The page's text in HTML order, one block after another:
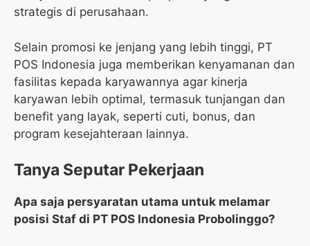
strategis di perusahaan.
Selain promosi ke jenjang yang lebih tinggi, PT
POS Indonesia juga memberikan kenyamanan dan
fasilitas kepada karyawannya agar kinerja
karyawan lebih optimal, termasuk tunjangan dan
benefit yang layak, seperti cuti, bonus, dan
program kesejahteraan lainnya.
Tanya Seputar Pekerjaan
Apa saja persyaratan utama untuk melamar
posisi Staf di PT POS Indonesia Probolinggo?